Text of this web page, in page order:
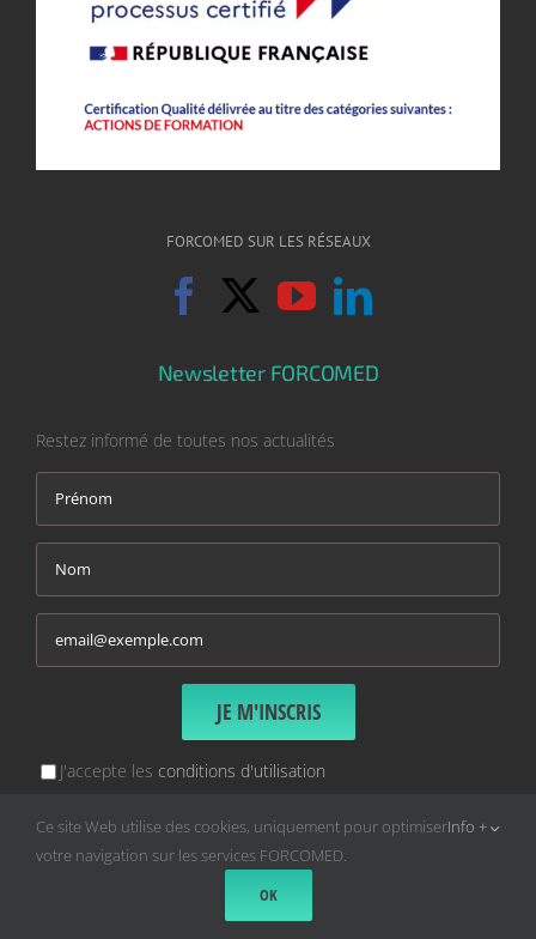
FORCOMED SUR LES RÉSEAUX
Newsletter FORCOMED
Restez informé de toutes nos actualités
J'accepte les conditions d'utilisation
Votre email sera uniquement utilisé pour vous transmettre
nos newsletters et vous tenir informé de nos actualités. Vous
pouvez à tout moment vous désinscrire de nos listes en
cliquant sur le lien en bas de chaque communication.
Ce site Web utilise des cookies, uniquement pour optimiser
votre navigation sur les services FORCOMED.
Info +
OK